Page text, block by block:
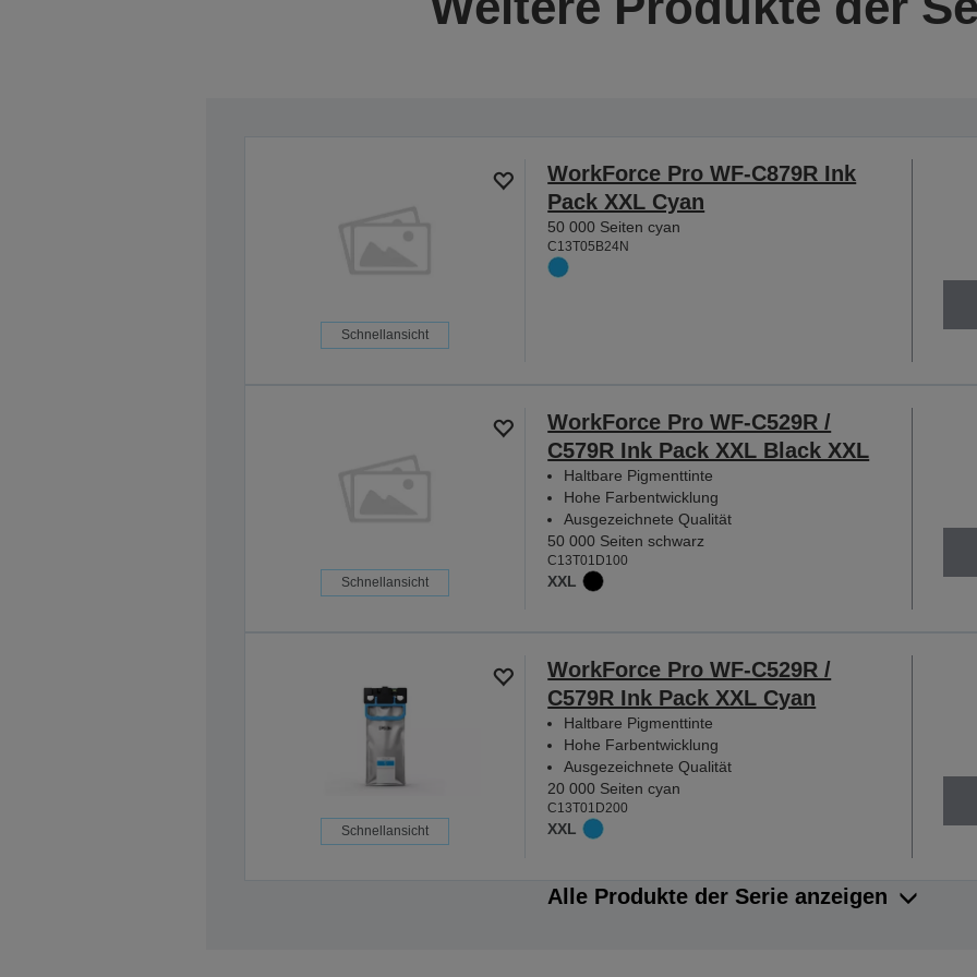
Schnellansicht
WorkForce Pro WF-C879R Ink
Pack XXL Cyan
50 000 Seiten cyan
C13T05B24N
Schnellansicht
WorkForce Pro WF-C529R /
C579R Ink Pack XXL Black XXL
Haltbare Pigmenttinte
Hohe Farbentwicklung
Ausgezeichnete Qualität
50 000 Seiten schwarz
C13T01D100
XXL
Schnellansicht
WorkForce Pro WF-C529R /
C579R Ink Pack XXL Cyan
Haltbare Pigmenttinte
Hohe Farbentwicklung
Ausgezeichnete Qualität
20 000 Seiten cyan
C13T01D200
XXL
Alle Produkte der Serie anzeigen